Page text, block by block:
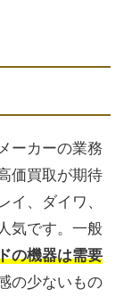
ーカーの業務
価買取が期待
イ、ダイワ、
気です。一般
の機器は需要
の少ないもの